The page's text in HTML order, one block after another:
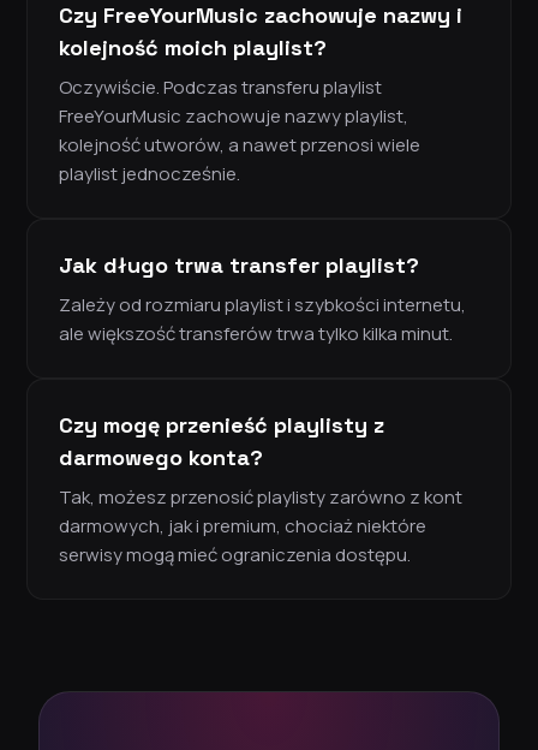
Czy FreeYourMusic zachowuje nazwy i
kolejność moich playlist?
Oczywiście. Podczas transferu playlist
FreeYourMusic zachowuje nazwy playlist,
kolejność utworów, a nawet przenosi wiele
playlist jednocześnie.
Jak długo trwa transfer playlist?
Zależy od rozmiaru playlist i szybkości internetu,
ale większość transferów trwa tylko kilka minut.
Czy mogę przenieść playlisty z
darmowego konta?
Tak, możesz przenosić playlisty zarówno z kont
darmowych, jak i premium, chociaż niektóre
serwisy mogą mieć ograniczenia dostępu.